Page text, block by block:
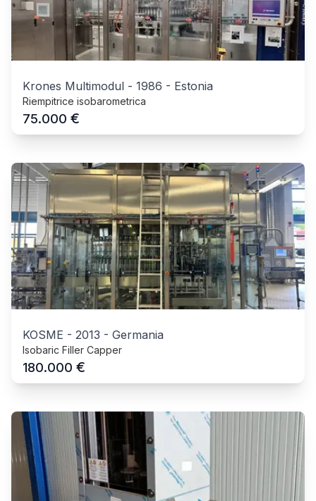
Krones Multimodul - 1986 - Estonia
Riempitrice isobarometrica
75.000 €
KOSME - 2013 - Germania
Isobaric Filler Capper
180.000 €